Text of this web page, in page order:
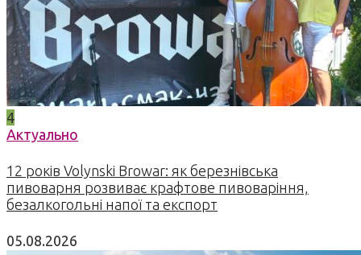
4
Актуально
12 років Volynski Browar: як березнівська
пивоварня розвиває крафтове пивоваріння,
безалкогольні напої та експорт
05.08.2026